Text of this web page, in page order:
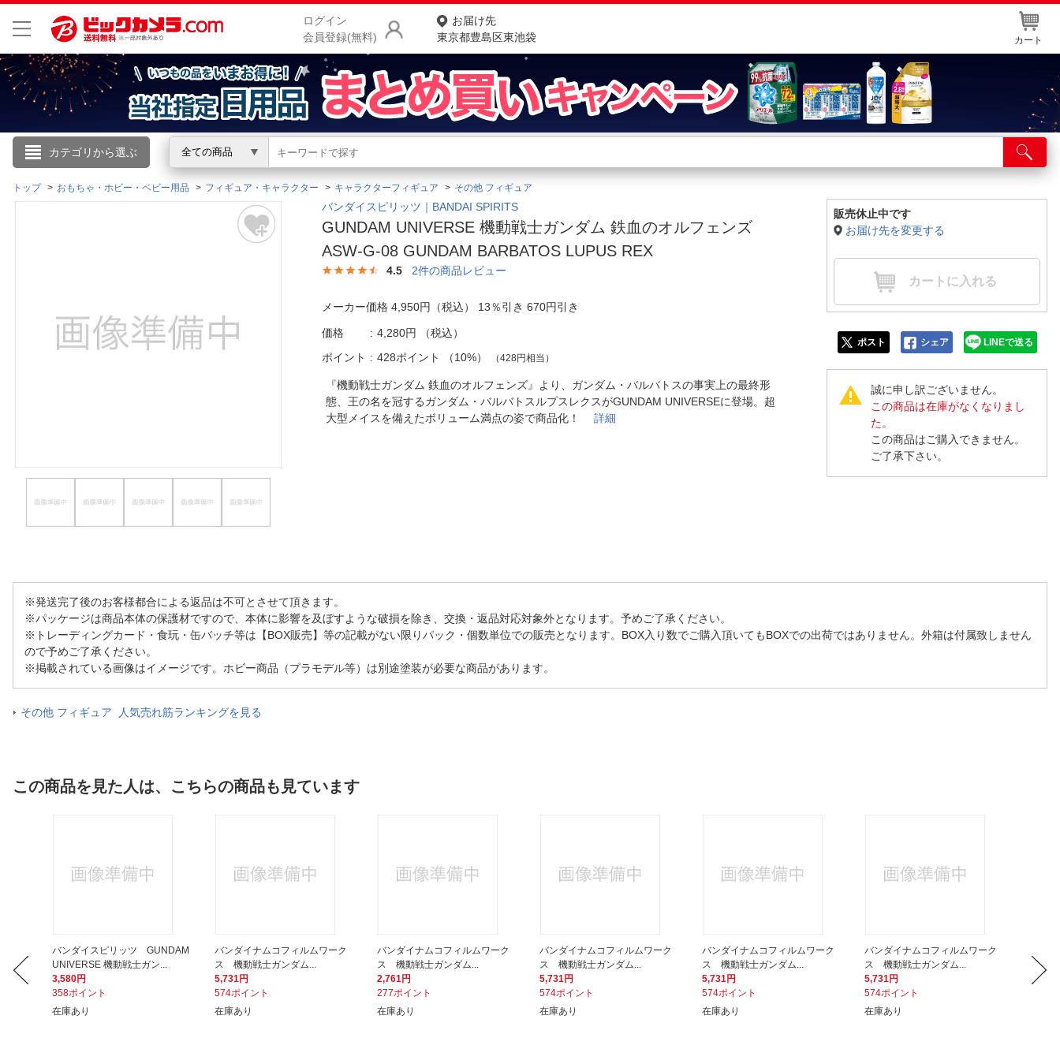
ログイン
会員登録(無料)
お届け先
東京都豊島区東池袋
カート
カテゴリから選ぶ 全ての商品
こんにちは
ログイン
閲覧履歴
商品をさがす
ランキングからさがす
カテゴリ一覧からさがす
ご利用ガイド
よくある質問・お問合せ
ご利用規約
店舗サービス
ネット取り置き
店舗情報・店舗一覧
IR情報
トップ おもちゃ・ホビー・ベビー用品 フィギュア・キャラクター キャラクターフィギュア その他 フィギュア
バンダイスピリッツ｜BANDAI SPIRITS
GUNDAM UNIVERSE 機動戦士ガンダム 鉄血のオルフェンズ
ASW-G-08 GUNDAM BARBATOS LUPUS REX
4.5 2件の商品レビュー
メーカー価格 4,950円（税込） 13％引き 670円引き
価格 4,280円
（税込）
ポイント
428ポイント （10%） （428円相当）
『機動戦士ガンダム 鉄血のオルフェンズ』より、ガンダム・バルバトスの事実上の最終形
態、王の名を冠するガンダム・バルバトスルプスレクスがGUNDAM UNIVERSEに登場。超
大型メイスを備えたボリューム満点の姿で商品化！詳細
販売休止中です
お届け先を変更する
カートに入れる
ポスト シェア LINEで送る
誠に申し訳ございません。
この商品は在庫がなくなりまし
た。
この商品はご購入できません。
ご了承下さい。
※発送完了後のお客様都合による返品は不可とさせて頂きます。
※パッケージは商品本体の保護材ですので、本体に影響を及ぼすような破損を除き、交換・返品対応対象外となります。予めご了承ください。
※トレーディングカード・食玩・缶バッチ等は【BOX販売】等の記載がない限りパック・個数単位での販売となります。BOX入り数でご購入頂いてもBOXでの出荷ではありません。外箱は付属致しません
ので予めご了承ください。
※掲載されている画像はイメージです。ホビー商品（プラモデル等）は別途塗装が必要な商品があります。
その他 フィギュア 人気売れ筋ランキングを見る
この商品を見た人は、こちらの商品も見ています
バンダイスピリッツ GUNDAM
UNIVERSE 機動戦士ガン...
3,580円
358ポイント
在庫あり
バンダイナムコフィルムワーク
ス 機動戦士ガンダム...
5,731円
574ポイント
在庫あり
バンダイナムコフィルムワーク
ス 機動戦士ガンダム...
2,761円
277ポイント
在庫あり
バンダイナムコフィルムワーク
ス 機動戦士ガンダム...
5,731円
574ポイント
在庫あり
バンダイナムコフィルムワーク
ス 機動戦士ガンダム...
5,731円
574ポイント
在庫あり
バンダイナムコフィルムワーク
ス 機動戦士ガンダム...
5,731円
574ポイント
在庫あり
ス 機
5,731円